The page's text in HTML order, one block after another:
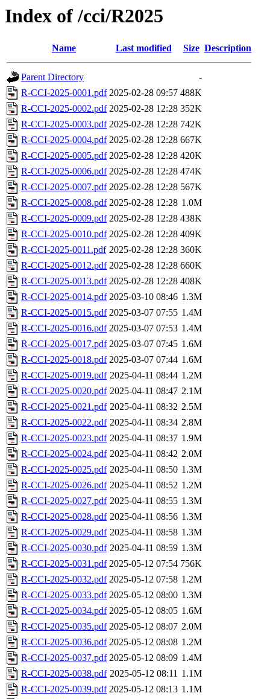
Index of /cci/R2025
Name Last modified Size Description
Parent Directory
-
R-CCI-2025-0001.pdf 2025-02-28 09:57 488K
R-CCI-2025-0002.pdf 2025-02-28 12:28 352K
R-CCI-2025-0003.pdf 2025-02-28 12:28 742K
R-CCI-2025-0004.pdf 2025-02-28 12:28 667K
R-CCI-2025-0005.pdf 2025-02-28 12:28 420K
R-CCI-2025-0006.pdf 2025-02-28 12:28 474K
R-CCI-2025-0007.pdf 2025-02-28 12:28 567K
R-CCI-2025-0008.pdf 2025-02-28 12:28 1.0M
R-CCI-2025-0009.pdf 2025-02-28 12:28 438K
R-CCI-2025-0010.pdf 2025-02-28 12:28 409K
R-CCI-2025-0011.pdf 2025-02-28 12:28 360K
R-CCI-2025-0012.pdf 2025-02-28 12:28 660K
R-CCI-2025-0013.pdf 2025-02-28 12:28 408K
R-CCI-2025-0014.pdf 2025-03-10 08:46 1.3M
R-CCI-2025-0015.pdf 2025-03-07 07:55 1.4M
R-CCI-2025-0016.pdf 2025-03-07 07:53 1.4M
R-CCI-2025-0017.pdf 2025-03-07 07:45 1.6M
R-CCI-2025-0018.pdf 2025-03-07 07:44 1.6M
R-CCI-2025-0019.pdf 2025-04-11 08:44 1.2M
R-CCI-2025-0020.pdf 2025-04-11 08:47 2.1M
R-CCI-2025-0021.pdf 2025-04-11 08:32 2.5M
R-CCI-2025-0022.pdf 2025-04-11 08:34 2.8M
R-CCI-2025-0023.pdf 2025-04-11 08:37 1.9M
R-CCI-2025-0024.pdf 2025-04-11 08:42 2.0M
R-CCI-2025-0025.pdf 2025-04-11 08:50 1.3M
R-CCI-2025-0026.pdf 2025-04-11 08:52 1.2M
R-CCI-2025-0027.pdf 2025-04-11 08:55 1.3M
R-CCI-2025-0028.pdf 2025-04-11 08:56 1.3M
R-CCI-2025-0029.pdf 2025-04-11 08:58 1.3M
R-CCI-2025-0030.pdf 2025-04-11 08:59 1.3M
R-CCI-2025-0031.pdf 2025-05-12 07:54 756K
R-CCI-2025-0032.pdf 2025-05-12 07:58 1.2M
R-CCI-2025-0033.pdf 2025-05-12 08:00 1.3M
R-CCI-2025-0034.pdf 2025-05-12 08:05 1.6M
R-CCI-2025-0035.pdf 2025-05-12 08:07 2.0M
R-CCI-2025-0036.pdf 2025-05-12 08:08 1.2M
R-CCI-2025-0037.pdf 2025-05-12 08:09 1.4M
R-CCI-2025-0038.pdf 2025-05-12 08:11 1.1M
R-CCI-2025-0039.pdf 2025-05-12 08:13 1.1M